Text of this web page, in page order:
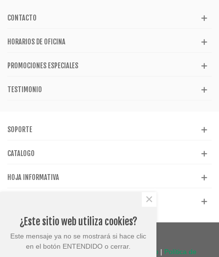
CONTACTO
HORARIOS DE OFICINA
PROMOCIONES ESPECIALES
TESTIMONIO
SOPORTE
CATALOGO
HOJA INFORMATIVA
Términos de uso | Política de
¿Este sitio web utiliza cookies?
Este mensaje ya no se mostrará si hace clic
en el botón ENTENDIDO o cerrar.
×